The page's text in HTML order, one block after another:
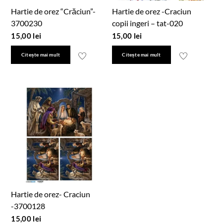
Hartie de orez “Crăciun”-
3700230
15,00 lei
Citește mai mult
Hartie de orez -Craciun
copii ingeri – tat-020
15,00 lei
Citește mai mult
Hartie de orez- Craciun
-3700128
15,00 lei